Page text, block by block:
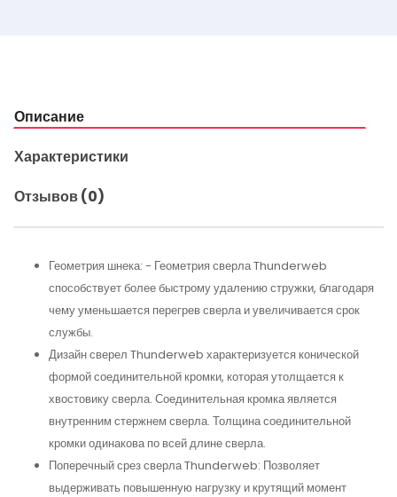
Описание
Характеристики
Отзывов (0)
Геометрия шнека: - Геометрия сверла Thunderweb
способствует более быстрому удалению стружки, благодаря
чему уменьшается перегрев сверла и увеличивается срок
службы.
Дизайн сверел Thunderweb характеризуется конической
формой соединительной кромки, которая утолщается к
хвостовику сверла. Соединительная кромка является
внутренним стержнем сверла. Толщина соединительной
кромки одинакова по всей длине сверла.
Поперечный срез сверла Thunderweb: Позволяет
выдерживать повышенную нагрузку и крутящий момент